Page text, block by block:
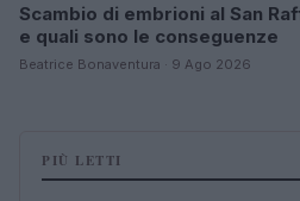
Scambio di embrioni al San
e quali sono le conseguenze
Beatrice Bonaventura · 9 Ago 2026
PIÙ LETTI